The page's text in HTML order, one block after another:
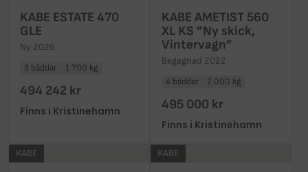
KABE ESTATE 470
GLE
Ny 2026
3 bäddar 1 700 kg
494 242 kr
Finns i Kristinehamn
KABE AMETIST 560
XL KS ”Ny skick,
Vintervagn”
Begagnad 2022
4 bäddar 2 000 kg
495 000 kr
Finns i Kristinehamn
KABE KABE